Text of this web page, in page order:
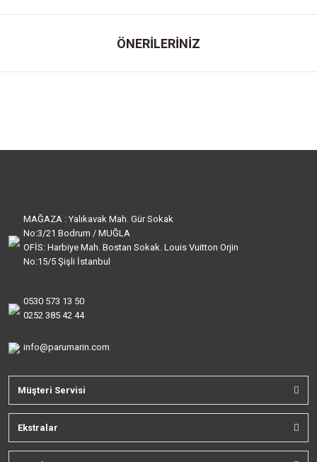
ÖNERİLERİNİZ
MAĞAZA : Yalıkavak Mah. Gür Sokak
No:3/21 Bodrum / MUĞLA
OFİS: Harbiye Mah. Bostan Sokak. Louis Vuitton Orjin
No:15/5 Şişli İstanbul
0530 573 13 50
0252 385 42 44
info@parumarin.com
Müşteri Servisi
Ekstralar